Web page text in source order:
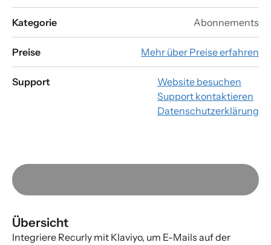
Kategorie Abonnements
Preise Mehr über Preise erfahren
Support
Website besuchen
Support kontaktieren
Datenschutzerklärung
Übersicht
Integriere Recurly mit Klaviyo, um E-Mails auf der